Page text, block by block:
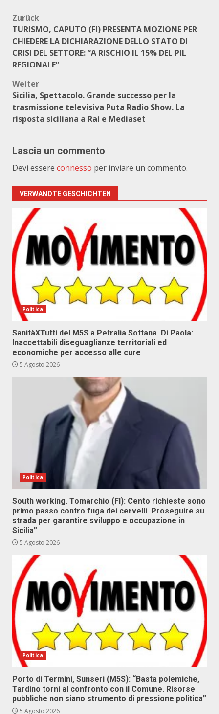
Beitragsnavigation
Zurück
TURISMO, CAPUTO (FI) PRESENTA MOZIONE PER
CHIEDERE LA DICHIARAZIONE DELLO STATO DI
CRISI DEL SETTORE: “A RISCHIO IL 15% DEL PIL
REGIONALE”
Weiter
Sicilia, Spettacolo. Grande successo per la
trasmissione televisiva Puta Radio Show. La
risposta siciliana a Rai e Mediaset
Lascia un commento
Devi essere connesso per inviare un commento.
VERWANDTE GESCHICHTEN
Politica
SanitàXTutti del M5S a Petralia Sottana. Di Paola:
Inaccettabili diseguaglianze territoriali ed
economiche per accesso alle cure
5 Agosto 2026
Politica
South working. Tomarchio (FI): Cento richieste sono
primo passo contro fuga dei cervelli. Proseguire su
strada per garantire sviluppo e occupazione in
Sicilia”
5 Agosto 2026
Politica
Porto di Termini, Sunseri (M5S): “Basta polemiche,
Tardino torni al confronto con il Comune. Risorse
pubbliche non siano strumento di pressione politica”
5 Agosto 2026